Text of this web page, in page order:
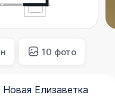
10 фото
Елизаветка